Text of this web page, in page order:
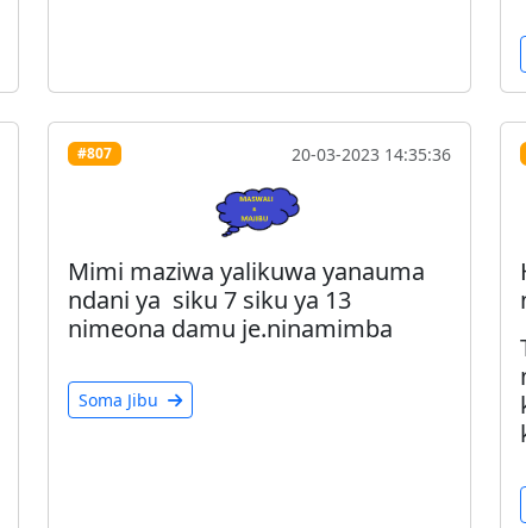
#807 20-03-2023 14:35:36
Mimi maziwa yalikuwa yanauma
ndani ya siku 7 siku ya 13
nimeona damu je.ninamimba
Soma Jibu